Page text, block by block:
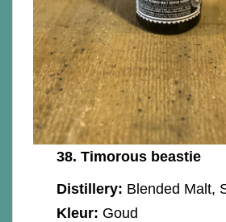
38. Timorous beastie
Distillery: Blended Malt,
Kleur: Goud